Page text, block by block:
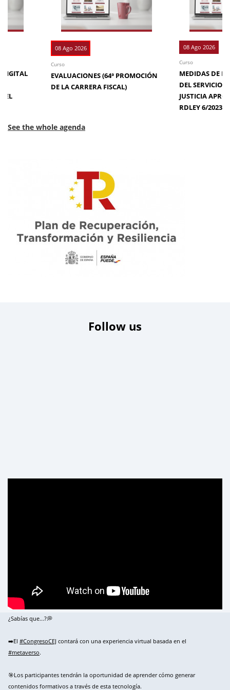
DIGITAL
EL
08 Ago 2026
Curso
EVALUACIONES (64ª PROMOCIÓN
DE LA CARRERA FISCAL)
08 Ago 2026
Curso
MEDIDAS DE
DEL SERVICIO
JUSTICIA
RDLEY 6/2023
See the whole agenda
Follow us
¿Sabías que...?💭
➡️El #CongresoCEJ contará con una experiencia virtual basada en el
#metaverso.
🎯Los participantes tendrán la oportunidad de aprender cómo generar
contenidos formativos a través de esta tecnología.